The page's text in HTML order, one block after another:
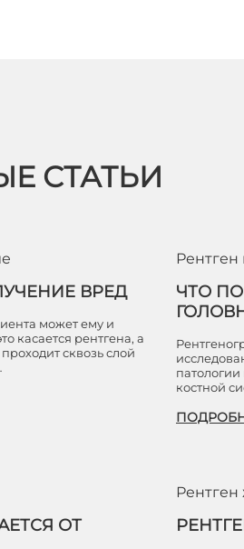
СТАТЬИ
ВРЕД
может ему и
касается рентгена, а
сквозь слой
Рентген
ЧТО
патологии
костной
ОТ
Рентген